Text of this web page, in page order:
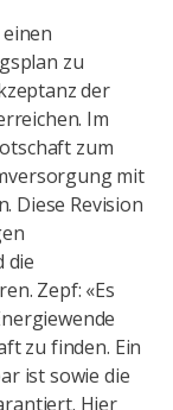
einen
zu
der
Im
zum
mit
Diese Revision
die
Zepf: «Es
zu finden. Ein
ist sowie die
Hier